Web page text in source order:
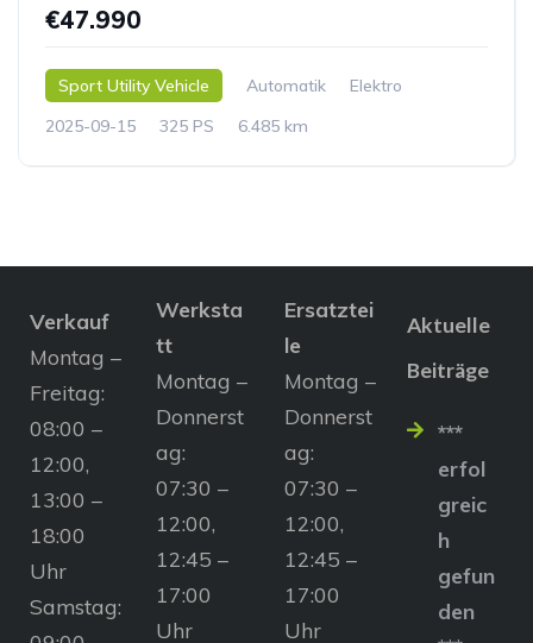
€47.990
Sport Utility Vehicle Automatik
Elektro
2025-09-15
325 PS 6.485 km
Verkauf
Montag –
Freitag:
08:00 –
12:00,
13:00 –
18:00
Uhr
Samstag:
Werksta
tt
Montag –
Donnerst
ag:
07:30 –
12:00,
12:45 –
17:00
Uhr
Ersatztei
le
Montag –
Donnerst
ag:
07:30 –
12:00,
12:45 –
17:00
Uhr
Aktuelle
Beiträge
***
erfol
greic
h
gefun
den